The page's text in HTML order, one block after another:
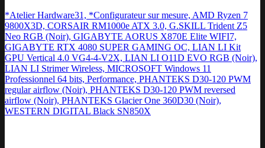
*Atelier Hardware31, *Configurateur sur mesure, AMD Ryzen 7
9800X3D, CORSAIR RM1000e ATX 3.0, G.SKILL Trident Z5
Neo RGB (Noir), GIGABYTE AORUS X870E Elite WIFI7,
GIGABYTE RTX 4080 SUPER GAMING OC, LIAN LI Kit
GPU Vertical 4.0 VG4-4-V2X, LIAN LI O11D EVO RGB (Noir),
LIAN LI Strimer Wireless, MICROSOFT Windows 11
Professionnel 64 bits, Performance, PHANTEKS D30-120 PWM
regular airflow (Noir), PHANTEKS D30-120 PWM reversed
airflow (Noir), PHANTEKS Glacier One 360D30 (Noir),
WESTERN DIGITAL Black SN850X